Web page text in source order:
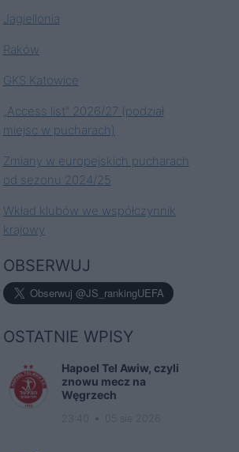
Jagiellonia
Raków
GKS Katowice
„Access list” 2026/27 (podział
miejsc w pucharach)
Zmiany w europejskich pucharach
od sezonu 2024/25
Wkład klubów we współczynnik
krajowy
OBSERWUJ
OSTATNIE WPISY
Hapoel Tel Awiw, czyli
znowu mecz na
Węgrzech